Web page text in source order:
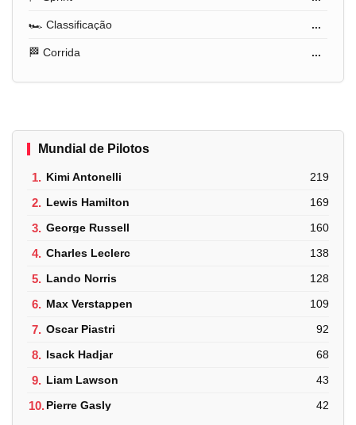
🏎️ Classificação ...
🏁 Corrida ...
Mundial de Pilotos
1. Kimi Antonelli 219
2. Lewis Hamilton 169
3. George Russell 160
4. Charles Leclerc 138
5. Lando Norris 128
6. Max Verstappen 109
7. Oscar Piastri 92
8. Isack Hadjar 68
9. Liam Lawson 43
10.Pierre Gasly 42